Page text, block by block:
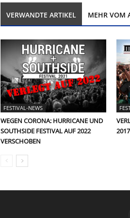
VERWANDTE ARTIKEL MEHR VOM
FESTIVAL-NEWS
WEGEN CORONA: HURRICANE UND
SOUTHSIDE FESTIVAL AUF 2022
VERSCHOBEN